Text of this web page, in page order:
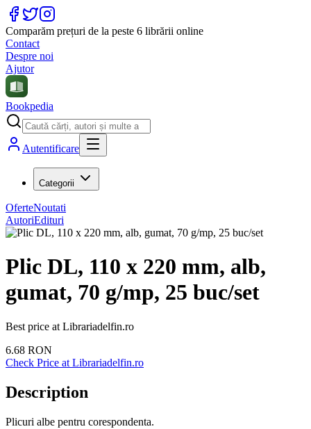
Comparăm prețuri de la peste 6 librării online
Contact
Despre noi
Ajutor
Bookpedia
Autentificare
Categorii
OferteNoutati
AutoriEdituri
Plic DL, 110 x 220 mm, alb,
gumat, 70 g/mp, 25 buc/set
Best price at Librariadelfin.ro
6.68 RON
Check Price at Librariadelfin.ro
Description
Plicuri albe pentru corespondenta.